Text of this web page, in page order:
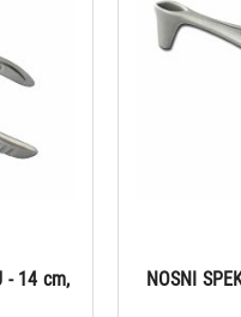
- 14 cm,
NOSNI